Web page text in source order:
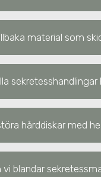
material som
hårddiskar med
vi blandar